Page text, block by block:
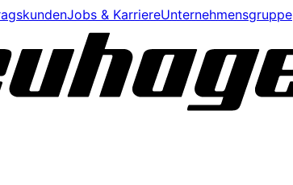
Jobs & KarriereUnternehmensgruppe